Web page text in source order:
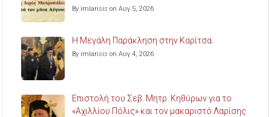
By imlarisis on Αυγ 5, 2026
Η Μεγάλη Παράκληση στην Καρίτσα.
By imlarisis on Αυγ 4, 2026
Επιστολή του Σεβ. Μητρ. Κηθύρων για το
«Αχιλλίου Πόλις» και τον μακαριστό Λαρίσης